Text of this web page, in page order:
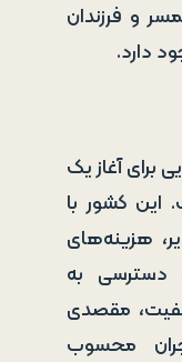
و فرزندان
دارد.
برای آغاز یک
این کشور با
هزینه‌های
دسترسی به
مقصدی
محسوب